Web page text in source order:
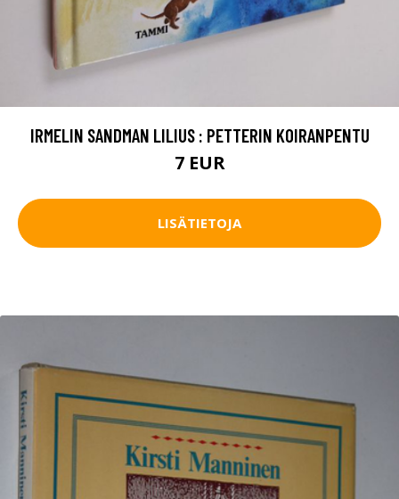
IRMELIN SANDMAN LILIUS : PETTERIN KOIRANPENTU
7 EUR
LISÄTIETOJA